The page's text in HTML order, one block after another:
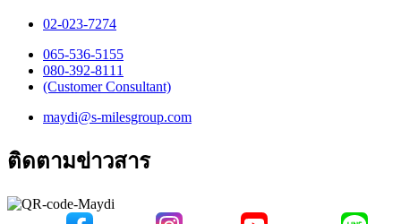
02-023-7274​
065-536-5155
​080-392-8111
(Customer Consultant)​
maydi@s-milesgroup.com
ติดตามข่าวสาร